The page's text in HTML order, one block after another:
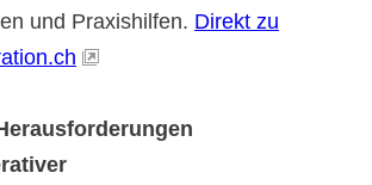
und Praxishilfen. Direkt zu